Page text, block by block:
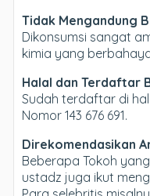
Tidak Mengandung
Dikonsumsi sangat
kimia yang
Halal dan Terdaftar
Sudah terdaftar di
Nomor 143 676 691.
Direkomendasikan
Beberapa Tokoh
ustadz juga ikut